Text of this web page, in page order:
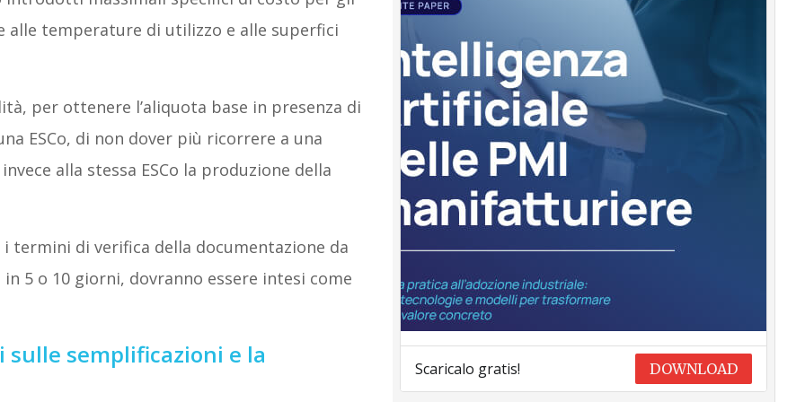
temperature di utilizzo e alle superfici
per ottenere l’aliquota base in presenza di
ESCo, di non dover più ricorrere a una
alla stessa ESCo la produzione della
termini di verifica della documentazione da
5 o 10 giorni, dovranno essere intesi come
sulle semplificazioni e la
Scaricalo gratis! DOWNLOAD